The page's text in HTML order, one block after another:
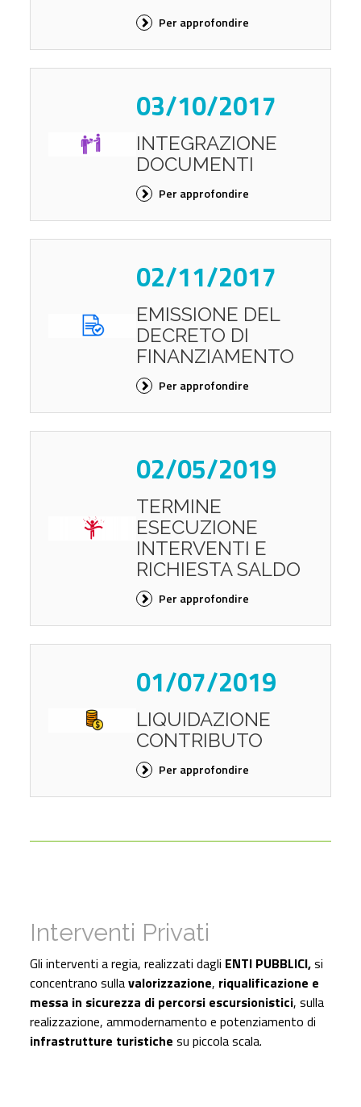
Per approfondire
03/10/2017
INTEGRAZIONE
DOCUMENTI
Per approfondire
02/11/2017
EMISSIONE DEL
DECRETO DI
FINANZIAMENTO
Per approfondire
02/05/2019
TERMINE
ESECUZIONE
INTERVENTI E
RICHIESTA SALDO
Per approfondire
01/07/2019
LIQUIDAZIONE
CONTRIBUTO
Per approfondire
Interventi Privati
Gli interventi a regia, realizzati dagli ENTI PUBBLICI,si
concentrano sullavalorizzazione, riqualificazione e
messa in sicurezza di percorsi escursionistici, sulla
realizzazione, ammodernamento e potenziamento di
infrastrutture turistiche su piccola scala.